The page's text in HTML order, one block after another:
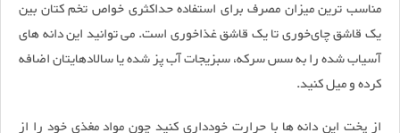
مناسب ترین میزان مصرف برای استفاده حداکثری خواص تخم کتان بین
یک قاشق چای‌خوری تا یک قاشق غذاخوری است. می توانید این دانه های
آسیاب شده را به سس سرکه، سبزیجات آب پز شده یا سالادهایتان اضافه
کرده و میل کنید.
از پخت این دانه ها با حرارت خودداری کنید چون مواد مغذی خود را از